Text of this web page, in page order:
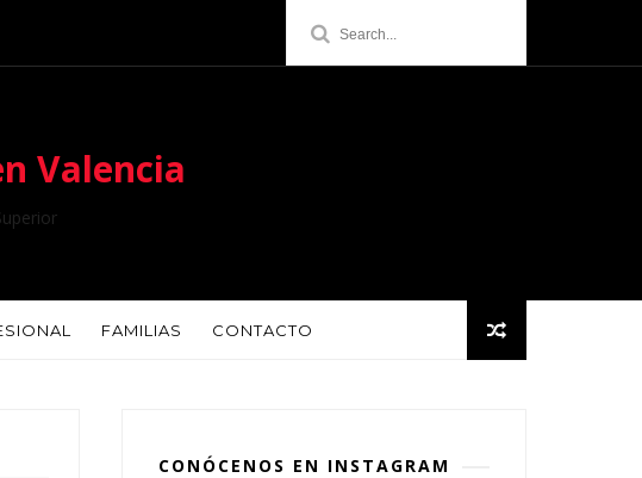
Valencia
FAMILIAS CONTACTO
CONÓCENOS EN INSTAGRAM